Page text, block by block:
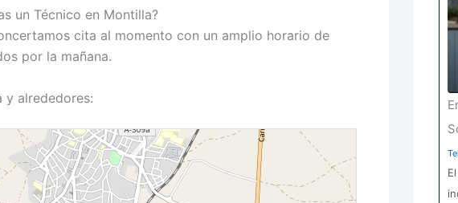
un Técnico en Montilla?
cita al momento con un amplio horario de
por la mañana.
y alrededores: